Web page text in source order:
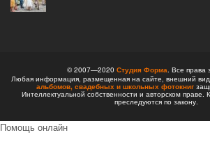
© 2007—2020 Студия Форма. Все права
Любая информация, размещенная на сайте, внешний вид
альбомов, свадебных и школьных фотокниг
Интеллектуальной собственности и авторском праве.
преследуются по закону.
Помощь онлайн